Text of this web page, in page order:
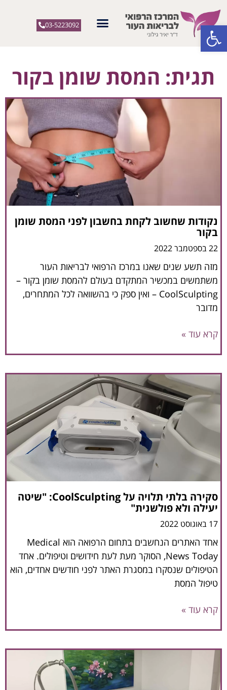
פתח סרגל נגישות 03-5223092
תגית: המסת שומן בקור
נקודות שחשוב לקחת בחשבון לפני המסת שומן
בקור
22 בספטמבר 2022
מזה תשע שנים שאנו במרכז הרפואי לבריאות העור
משתמשים במכשיר המתקדם בעולם להמסת שומן בקור –
CoolSculpting – ואין ספק כי בהשוואה לכל המתחרים,
מדובר
קרא עוד »
סקירה בלתי תלויה על CoolSculpting: "שיטה
יעילה ולא פולשנית"
17 באוגוסט 2022
אחד האתרים הנחשבים בתחום הרפואה הוא Medical
News Today, הסוקר מעת לעת חידושים וטיפולים. אחד
הטיפולים שנסקרו במסגרת האתר לפני חודשים אחדים, הוא
טיפול המסת
קרא עוד »